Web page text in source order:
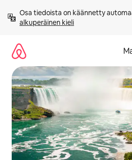
sisältö
väliin
Osa tiedoista on käännetty
alkuperäinen kieli